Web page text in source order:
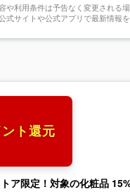
や利用条件は予告なく変更される場
式サイトや公式アプリで最新情報を
ト還元
トア限定！対象の化粧品